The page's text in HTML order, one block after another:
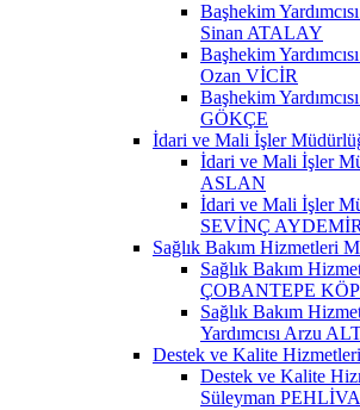
Başhekim
Sinan ATALAY
Başhekim
Ozan VİCİR
Başhekim
GÖKÇE
İdari ve Mali İşler
İdari ve Mali İşler
ASLAN
İdari ve Mali İşler
SEVİNÇ AYDEMİR
Sağlık Bakım Hizmetleri
Sağlık Bakım
ÇOBANTEPE
Sağlık Bakım
Yardımcısı Arzu
Destek ve Kalite
Destek ve Kalite
Süleyman